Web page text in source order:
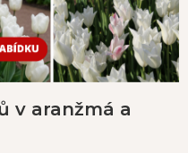
v aranžmá a